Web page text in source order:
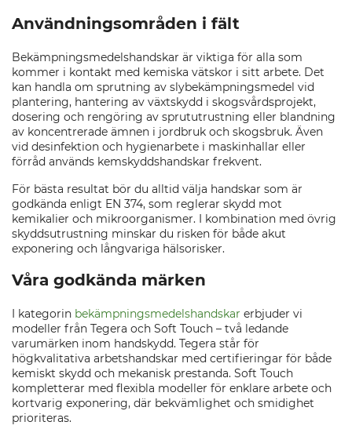
Användningsområden i fält
Bekämpningsmedelshandskar är viktiga för alla som
kommer i kontakt med kemiska vätskor i sitt arbete. Det
kan handla om sprutning av slybekämpningsmedel vid
plantering, hantering av växtskydd i skogsvårdsprojekt,
dosering och rengöring av sprututrustning eller blandning
av koncentrerade ämnen i jordbruk och skogsbruk. Även
vid desinfektion och hygienarbete i maskinhallar eller
förråd används kemskyddshandskar frekvent.
För bästa resultat bör du alltid välja handskar som är
godkända enligt EN 374, som reglerar skydd mot
kemikalier och mikroorganismer. I kombination med övrig
skyddsutrustning minskar du risken för både akut
exponering och långvariga hälsorisker.
Våra godkända märken
I kategorin bekämpningsmedelshandskar erbjuder vi
modeller från Tegera och Soft Touch – två ledande
varumärken inom handskydd. Tegera står för
högkvalitativa arbetshandskar med certifieringar för både
kemiskt skydd och mekanisk prestanda. Soft Touch
kompletterar med flexibla modeller för enklare arbete och
kortvarig exponering, där bekvämlighet och smidighet
prioriteras.